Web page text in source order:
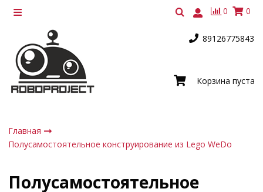
0 0
89126775843
Корзина пуста
Главная
Полусамостоятельное конструирование из Lego WeDo
Полусамостоятельное